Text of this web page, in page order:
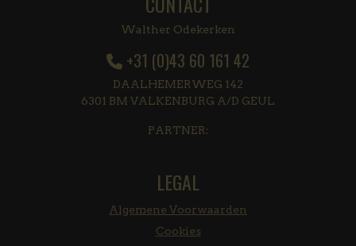
Walther Odekerken
+31 (0)43 60 161 42
DAALHEMERWEG 142
6301 BM VALKENBURG A/D GEUL
PARTNER:
LEGAL
Algemene Voorwaarden
Cookies